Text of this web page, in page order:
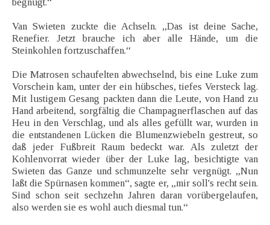
begnügt.“
Van Swieten zuckte die Achseln. „Das ist deine Sache,
Renefier. Jetzt brauche ich aber alle Hände, um die
Steinkohlen fortzuschaffen.“
Die Matrosen schaufelten abwechselnd, bis eine Luke zum
Vorschein kam, unter der ein hübsches, tiefes Versteck lag.
Mit lustigem Gesang packten dann die Leute, von Hand zu
Hand arbeitend, sorgfältig die Champagnerflaschen auf das
Heu in den Verschlag, und als alles gefüllt war, wurden in
die entstandenen Lücken die Blumenzwiebeln gestreut, so
daß jeder Fußbreit Raum bedeckt war. Als zuletzt der
Kohlenvorrat wieder über der Luke lag, besichtigte van
Swieten das Ganze und schmunzelte sehr vergnügt. „Nun
laßt die Spürnasen kommen“, sagte er, „mir soll's recht sein.
Sind schon seit sechzehn Jahren daran vorübergelaufen,
also werden sie es wohl auch diesmal tun.“